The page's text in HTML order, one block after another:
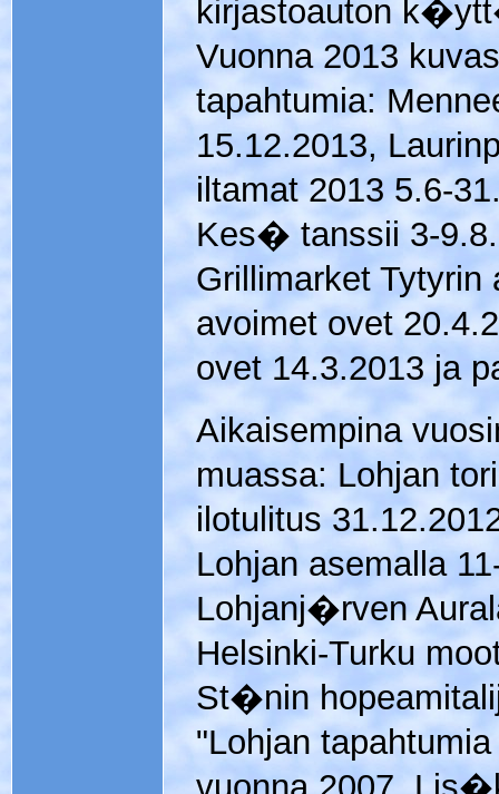
kirjastoauton
Vuonna 2013
tapahtumia:
15.12.2013,
iltamat 2013 5.6-
Kes� tanssii 3-
Grillimarket
avoimet ovet
ovet 14.3.2013 ja
Aikaisempina
muassa: Lohjan
ilotulitus
Lohjan asemalla
Lohjanj�rven
Helsinki-Turku
St�nin
"Lohjan